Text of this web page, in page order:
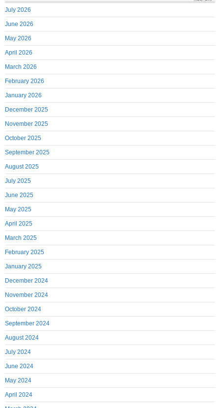
July 2026
June 2026
May 2026
April 2026
March 2026
February 2026
January 2026
December 2025
November 2025
October 2025
September 2025
August 2025
July 2025
June 2025
May 2025
April 2025
March 2025
February 2025
January 2025
December 2024
November 2024
October 2024
September 2024
August 2024
July 2024
June 2024
May 2024
April 2024